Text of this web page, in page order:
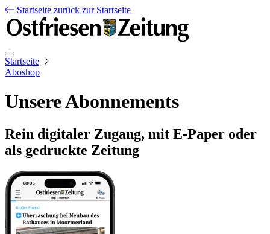
Startseite zurück zur Startseite
Startseite
Aboshop
Unsere Abonnements
Rein digitaler Zugang, mit E-Paper oder
als gedruckte Zeitung